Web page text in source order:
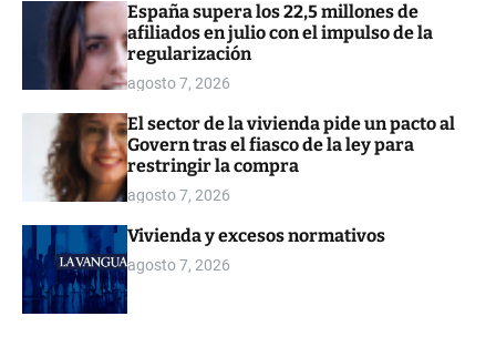
o
r
España supera los 22,5 millones de
afiliados en julio con el impulso de la
regularización
agosto 7, 2026
El sector de la vivienda pide un pacto al
Govern tras el fiasco de la ley para
restringir la compra
agosto 7, 2026
Vivienda y excesos normativos
agosto 7, 2026